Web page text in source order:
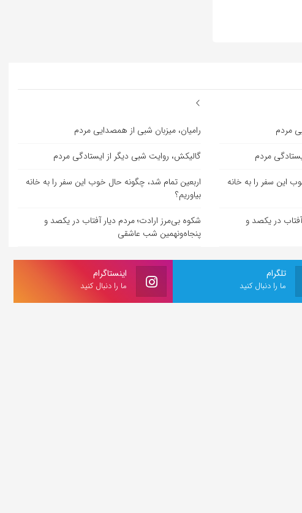
مردم
مردم
این سفر را به خانه
در یکصد و
رامیان، میزبان شبی از همصدایی مردم
گالیکش، روایت شبی دیگر از ایستادگی مردم
اربعین تمام شد، چگونه حال خوب این سفر را به خانه
بیاوریم؟
شکوه بی‌مرز ارادت؛ مردم دیار آفتاب در یکصد و
پنجاه‌ونهمین شب عاشقی
اینستاگرام
ما را دنبال کنید
تلگرام
ما را دنبال کنید